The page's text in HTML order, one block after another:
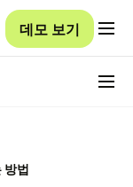
데모 보기
방법